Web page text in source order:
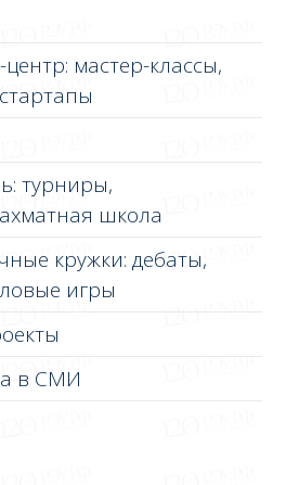
центр: мастер-классы,
турниры,
школа
кружки: дебаты,
игры
в СМИ